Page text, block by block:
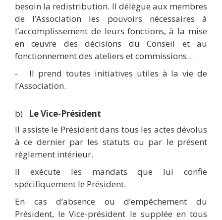
besoin la redistribution. Il délègue aux membres
de l’Association les pouvoirs nécessaires à
l’accomplissement de leurs fonctions, à la mise
en œuvre des décisions du Conseil et au
fonctionnement des ateliers et commissions...
-
Il prend toutes initiatives utiles à la vie de
l’Association.
b)
Le Vice-Président
Il assiste le Président dans tous les actes dévolus
à ce dernier par les statuts ou par le présent
règlement intérieur.
Il exécute les mandats que lui confie
spécifiquement le Président.
En cas d’absence ou d’empêchement du
Président, le Vice-président le supplée en tous